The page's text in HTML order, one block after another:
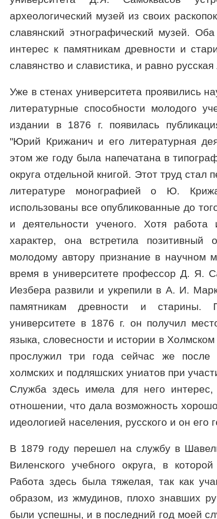
археологический музей из своих
славянский этнографический музей.
интерес к памятникам древности и
славянство и славистика, и равно
Уже в стенах университета проявились
литературные способности молодого
издании в 1876 г. появилась
"Юрий Крижанич и его литературная
этом же году была напечатана в
округа отдельной книгой. Этот труд стал
литературе монографией о Ю.
использованы все опубликованные до
и деятельности ученого. Хотя работа
характер, она встретила позитивный
молодому автору признание в научном
время в университете профессор Д. Я.
Иезбера развили и укрепили в А. И.
памятникам древности и старины.
университете в 1876 г. он получил
языка, словесности и истории в
прослужил три года сейчас же после
холмских и подляшских униатов при
Служба здесь имела для него
отношении, что дала возможность
идеологией населения, русского и он его
В 1879 году перешел на службу в
Виленского учебного округа, в
Работа здесь была тяжелая, так как
образом, из жмудинов, плохо знавших
были успешны, и в последний год моей